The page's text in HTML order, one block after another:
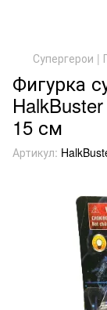
Супергерои |
Фигурка
15 см
Артикул: